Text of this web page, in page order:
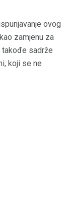
ovog
zamjenu za
takođe sadrže
koji se ne